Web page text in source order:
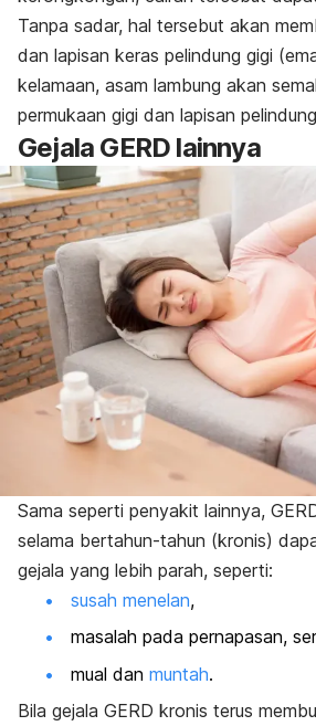
Tanpa sadar, hal tersebut akan
dan lapisan keras pelindung gigi
kelamaan, asam lambung akan
permukaan gigi dan lapisan
Gejala GERD lainnya
Sama seperti penyakit lainnya,
selama bertahun-tahun (kronis)
gejala yang lebih parah, seperti:
susah menelan,
masalah pada pernapasan,
mual dan muntah.
Bila gejala GERD kronis terus